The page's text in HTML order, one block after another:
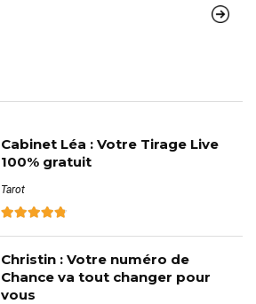
Cabinet Léa : Votre Tirage Live
100% gratuit
Tarot
Christin : Votre numéro de
Chance va tout changer pour
vous